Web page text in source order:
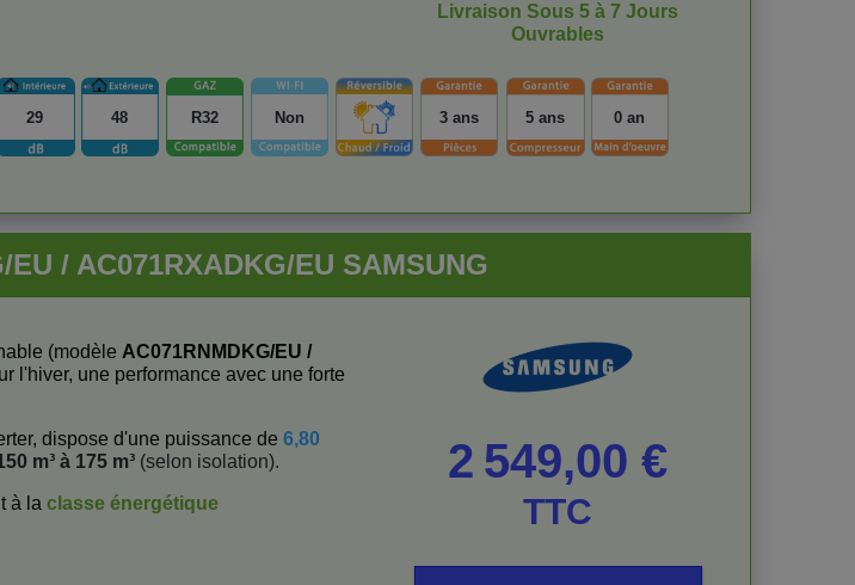
Livraison Sous 5 à 7 Jours
Ouvrables
3 ans 5 ans 0 an
Non
29 48 R32
/ AC071RXADKG/EU SAMSUNG
(modèle AC071RNMDKG/EU /
l'hiver, une performance avec une forte
dispose d'une puissance de 6,80
m³ à 175 m³ (selon isolation).
à la classe énergétique
2 549,00 €
TTC